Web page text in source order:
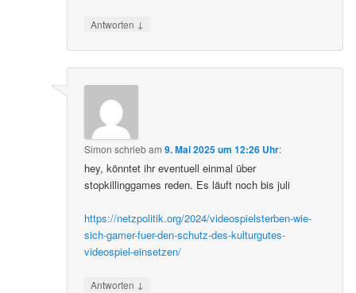
Antworten ↓
Simon schriebam9. Mai 2025 um 12:26 Uhr:
hey, könntet ihr eventuell einmal über
stopkillinggames reden. Es läuft noch bis juli
https://netzpolitik.org/2024/videospielsterben-wie-
sich-gamer-fuer-den-schutz-des-kulturgutes-
videospiel-einsetzen/
Antworten ↓